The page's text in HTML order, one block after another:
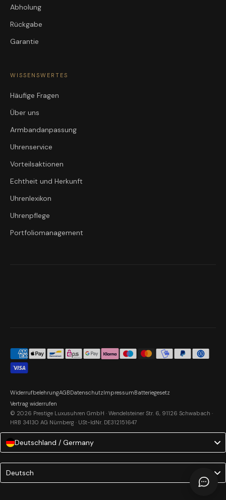
Abholung
Rückgabe
Garantie
WISSENSWERTES
Häufige Fragen
Über uns
Armbandanpassung
Uhrenservice
Vorteilsaktionen
Echtheit und Herkunft
Uhrenlexikon
Uhrenpflege
Portfoliomanagement
© 2026 Prestige Luxusuhren GmbH · Wendelsteiner Str. 6, 91126 Schwabach ·
HRB 34130 AG Nürnberg · USt-IdNr. DE312151647
WiderrufbelehrungAGBDatenschutzImpressumBatteriegesetz
Vertrag widerrufen
Deutschland / Germany
Language
Deutsch